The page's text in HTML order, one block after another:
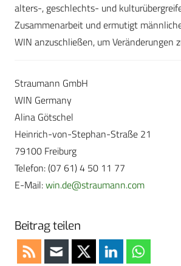
alters-, geschlechts- und
Zusammenarbeit und ermutigt
WIN anzuschließen, um Veränderungen
Straumann GmbH
WIN Germany
Alina Götschel
Heinrich-von-Stephan-Straße 21
79100 Freiburg
Telefon: (07 61) 4 50 11 77
E-Mail:win.de@straumann.com
Beitrag teilen